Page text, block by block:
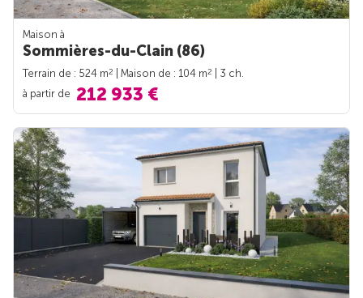
Maison à
Sommières-du-Clain (86)
Terrain de : 524 m2 | Maison de : 104 m2
| 3 ch.
à partir de 212 933 €